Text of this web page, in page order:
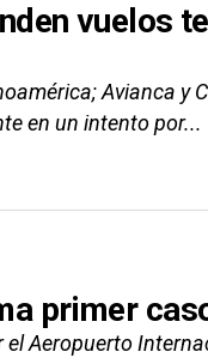
vuelos
Avianca y
en un intento por...
primer
Aeropuerto